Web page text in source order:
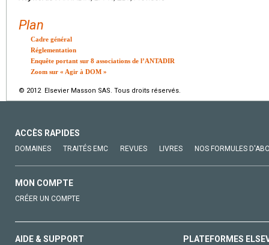
Plan
Cadre général
Réglementation
Enquête portant sur 8 associations de l’ANTADIR
Zoom sur « Agir à DOM »
© 2012 Elsevier Masson SAS. Tous droits réservés.
ACCÈS RAPIDES
DOMAINES TRAITÉS EMC REVUES LIVRES NOS FORMULES
MON COMPTE
CRÉER UN COMPTE
AIDE & SUPPORT PLATEFORMES